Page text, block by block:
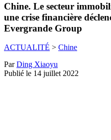
Chine. Le secteur
une crise financière
Evergrande Group
ACTUALITÉ > Chine
ParDing Xiaoyu
Publié le 14 juillet 2022